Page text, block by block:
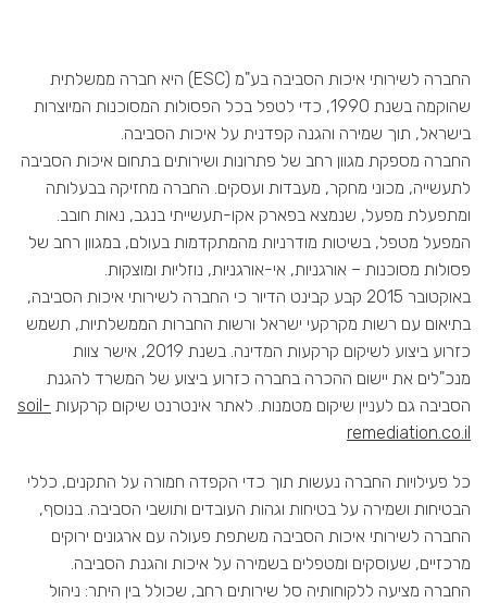
החברה לשירותי איכות הסביבה בע"מ (ESC) היא חברה ממשלתית
שהוקמה בשנת 1990, כדי לטפל בכל הפסולות המסוכנות המיוצרות
בישראל, תוך שמירה והגנה קפדנית על איכות הסביבה.
החברה מספקת מגוון רחב של פתרונות ושירותים בתחום איכות הסביבה
לתעשייה, מכוני מחקר, מעבדות ועסקים. החברה מחזיקה בבעלותה
ומתפעלת מפעל, שנמצא בפארק אקו-תעשייתי בנגב, נאות חובב.
המפעל מטפל, בשיטות מודרניות מהמתקדמות בעולם, במגוון רחב של
פסולות מסוכנות – אורגניות, אי-אורגניות, נוזליות ומוצקות.
באוקטובר 2015 קבע קבינט הדיור כי החברה לשירותי איכות הסביבה,
בתיאום עם רשות מקרקעי ישראל ורשות החברות הממשלתיות, תשמש
כזרוע ביצוע לשיקום קרקעות המדינה. בשנת 2019, אישר צוות
מנכ"לים את יישום ההכרה בחברה כזרוע ביצוע של המשרד להגנת
הסביבה גם לעניין שיקום מטמנות. לאתר אינטרנט שיקום קרקעות soil-
remediation.co.il
כל פעילויות החברה נעשות תוך כדי הקפדה חמורה על התקנים, כללי
הבטיחות ושמירה על בטיחות וגהות העובדים ותושבי הסביבה. בנוסף,
החברה לשירותי איכות הסביבה משתפת פעולה עם ארגונים ירוקים
מרכזיים, שעוסקים ומטפלים בשמירה על איכות והגנת הסביבה.
החברה מציעה ללקוחותיה סל שירותים רחב, שכולל בין היתר: ניהול